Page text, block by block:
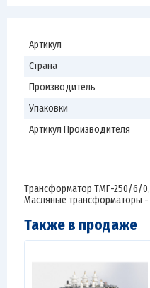
Артикул
Страна
Производитель
Упаковки
Артикул Производителя
Трансформатор ТМГ-250/6/
Масляные трансформаторы -
Также в продаже